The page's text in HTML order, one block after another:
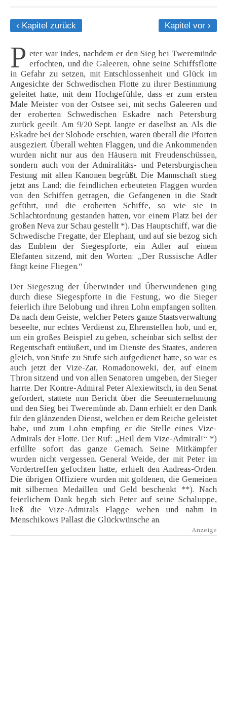
‹ Kapitel zurück Kapitel vor ›
P eter war indes, nachdem er den Sieg bei Tweremünde
erfochten, und die Galeeren, ohne seine Schiffsflotte
in Gefahr zu setzen, mit Entschlossenheit und Glück im
Angesichte der Schwedischen Flotte zu ihrer Bestimmung
geleitet hatte, mit dem Hochgefühle, dass er zum ersten
Male Meister von der Ostsee sei, mit sechs Galeeren und
der eroberten Schwedischen Eskadre nach Petersburg
zurück geeilt. Am 9/20 Sept. langte er daselbst an. Als die
Eskadre bei der Slobode erschien, waren überall die Pforten
ausgeziert. Überall wehten Flaggen, und die Ankommenden
wurden nicht nur aus den Häusern mit Freudenschüssen,
sondern auch von der Admiralitäts- und Petersburgischen
Festung mit allen Kanonen begrüßt. Die Mannschaft stieg
jetzt ans Land; die feindlichen erbeuteten Flaggen wurden
von den Schiffen getragen, die Gefangenen in die Stadt
geführt, und die eroberten Schiffe, so wie sie in
Schlachtordnung gestanden hatten, vor einem Platz bei der
großen Neva zur Schau gestellt *). Das Hauptschiff, war die
Schwedische Fregatte, der Elephant, und auf sie bezog sich
das Emblem der Siegespforte, ein Adler auf einem
Elefanten sitzend, mit den Worten: „Der Russische Adler
fängt keine Fliegen.“
Der Siegeszug der Überwinder und Überwundenen ging
durch diese Siegespforte in die Festung, wo die Sieger
feierlich ihre Belobung und ihren Lohn empfangen sollten.
Da nach dem Geiste, welcher Peters ganze Staatsverwaltung
beseelte, nur echtes Verdienst zu, Ehrenstellen hob, und er,
um ein großes Beispiel zu geben, scheinbar sich selbst der
Regentschaft entäußert, und im Dienste des Staates, anderen
gleich, von Stufe zu Stufe sich aufgedienet hatte, so war es
auch jetzt der Vize-Zar, Romadonoweki, der, auf einem
Thron sitzend und von allen Senatoren umgeben, der Sieger
harrte. Der Kontre-Admiral Peter Alexiewitsch, in den Senat
gefordert, stattete nun Bericht über die Seeunternehmung
und den Sieg bei Tweremünde ab. Dann erhielt er den Dank
für den glänzenden Dienst, welchen er dem Reiche geleistet
habe, und zum Lohn empfing er die Stelle eines Vize-
Admirals der Flotte. Der Ruf: „Heil dem Vize-Admiral!“ *)
erfüllte sofort das ganze Gemach. Seine Mitkämpfer
wurden nicht vergessen. General Weide, der mit Peter im
Vordertreffen gefochten hatte, erhielt den Andreas-Orden.
Die übrigen Offiziere wurden mit goldenen, die Gemeinen
mit silbernen Medaillen und Geld beschenkt **). Nach
feierlichem Dank begab sich Peter auf seine Schaluppe,
ließ die Vize-Admirals Flagge wehen und nahm in
Menschikows Pallast die Glückwünsche an.